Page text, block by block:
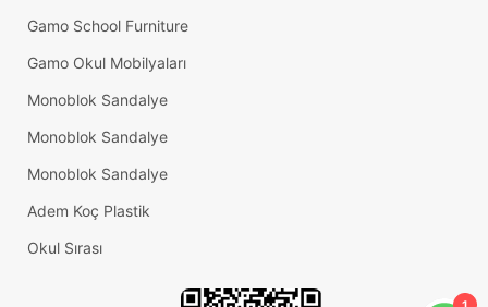
Gamo School Furniture
Gamo Okul Mobilyaları
Monoblok Sandalye
Monoblok Sandalye
Monoblok Sandalye
Adem Koç Plastik
Okul Sırası